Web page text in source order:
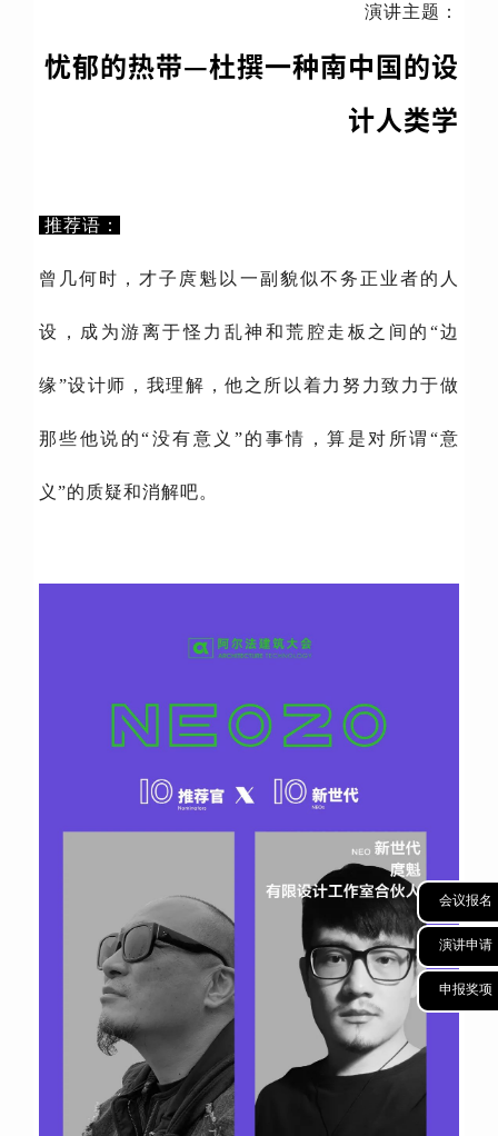
会议报名
演讲申请
申报奖项
演讲主题：
忧郁的热带—杜撰一种南中国的设
计人类学
推荐语：
曾几何时，才子庹魁以一副貌似不务正业者的人
设，成为游离于怪力乱神和荒腔走板之间的“边
缘”设计师，我理解，他之所以着力努力致力于做
那些他说的“没有意义”的事情，算是对所谓“意
义”的质疑和消解吧。